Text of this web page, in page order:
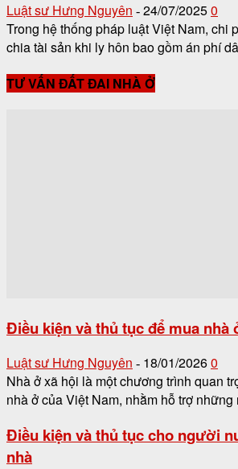
Luật sư Hưng Nguyên - 24/07/20250
Trong hệ thống pháp luật Việt Nam, chi
chia tài sản khi ly hôn bao gồm án phí
TƯ VẤN ĐẤT ĐAI NHÀ Ở
Điều kiện và thủ tục để mua nhà
Luật sư Hưng Nguyên - 18/01/20260
Nhà ở xã hội là một chương trình quan
nhà ở của Việt Nam, nhằm hỗ trợ những
Điều kiện và thủ tục cho người
nhà